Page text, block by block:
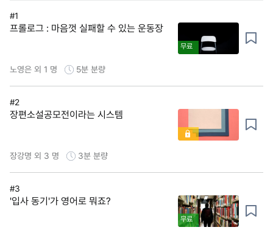
#1
프롤로그 : 마음껏 실패할 수 있는 운동장
무료
노영은 외 1 명 5분 분량
#2
장편소설공모전이라는 시스템
장강명 외 3 명 3분 분량
#3
'입사 동기'가 영어로 뭐죠?
무료